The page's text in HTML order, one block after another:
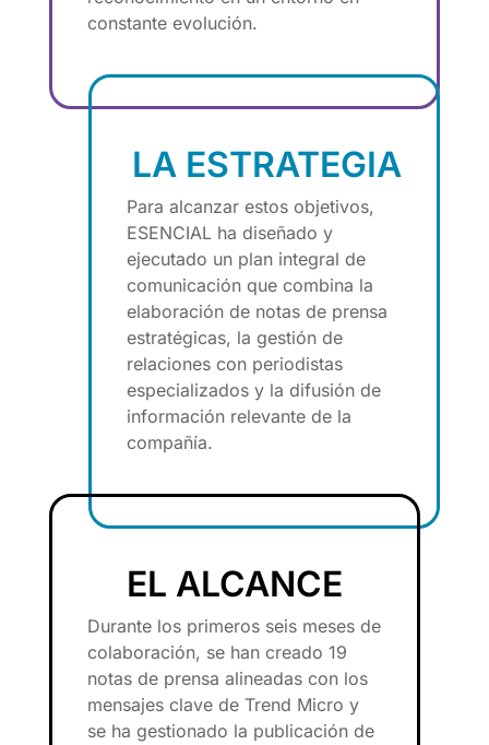
constante evolución.
LA ESTRATEGIA
Para alcanzar estos objetivos,
ESENCIAL ha diseñado y
ejecutado un plan integral de
comunicación que combina la
elaboración de notas de prensa
estratégicas, la gestión de
relaciones con periodistas
especializados y la difusión de
información relevante de la
compañía.
EL ALCANCE
Durante los primeros seis meses de
colaboración, se han creado 19
notas de prensa alineadas con los
mensajes clave de Trend Micro y
se ha gestionado la publicación de